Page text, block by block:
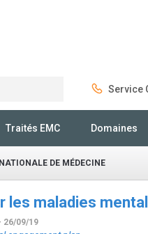
Service
Traités EMC Domaines
DE MÉDECINE
les maladies
26/09/19